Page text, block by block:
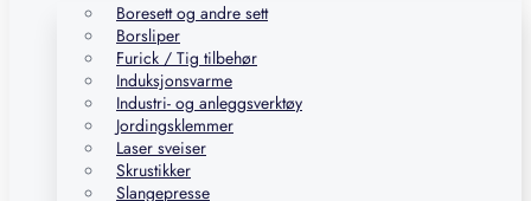
Boresett og andre sett
Borsliper
Furick / Tig tilbehør
Induksjonsvarme
Industri- og anleggsverktøy
Jordingsklemmer
Laser sveiser
Skrustikker
Slangepresse